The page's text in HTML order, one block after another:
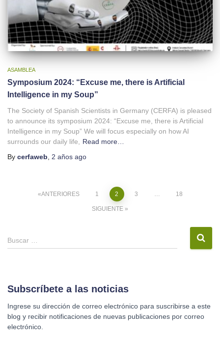
ASAMBLEA
Symposium 2024: “Excuse me, there is Artificial
Intelligence in my Soup”
The Society of Spanish Scientists in Germany (CERFA) is pleased
to announce its symposium 2024: “Excuse me, there is Artificial
Intelligence in my Soup” We will focus especially on how AI
surrounds our daily life,
Read more…
By cerfaweb 2 años ago
Navegación
entradas
ANTERIORES 1 2 3 18
SIGUIENTE
r
Buscar …
Subscríbete a las noticias
Ingrese su dirección de correo electrónico para suscribirse a este
blog y recibir notificaciones de nuevas publicaciones por correo
electrónico.